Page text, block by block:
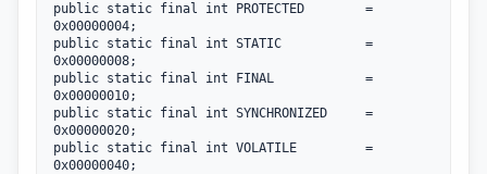
public static final int PROTECTED        =
0x00000004;
public static final int STATIC           =
0x00000008;
public static final int FINAL            =
0x00000010;
public static final int SYNCHRONIZED     =
0x00000020;
public static final int VOLATILE         =
0x00000040;